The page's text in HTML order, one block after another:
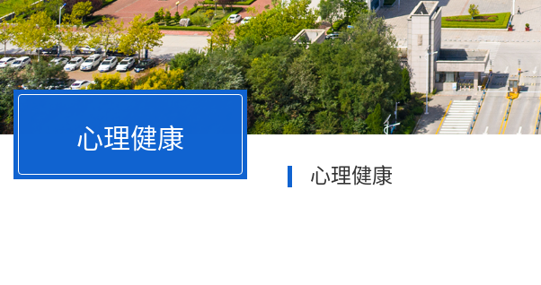
心理健康
心理健康